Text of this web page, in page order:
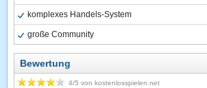
komplexes Handels-System
große Community
Bewertung
4/5 vonkostenlosspielen.net